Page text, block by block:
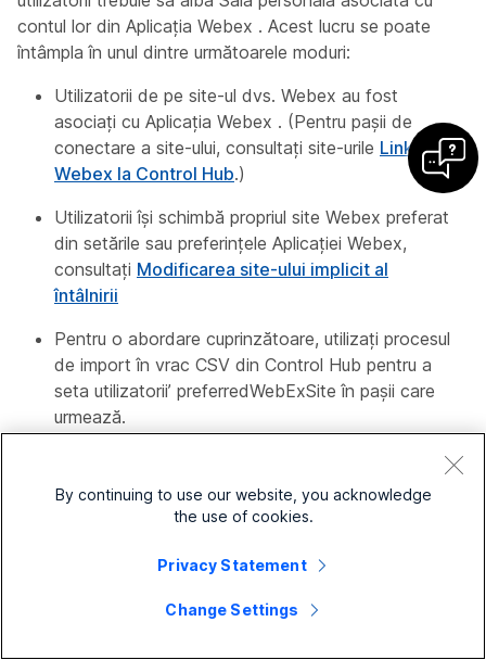
contul lor din Aplicația Webex . Acest lucru se poate
întâmpla în unul dintre următoarele moduri:
Utilizatorii de pe site-ul dvs. Webex au fost
asociați cu Aplicația Webex . (Pentru pașii de
conectare a site-ului, consultați site-urile Link
Webex la Control Hub.)
Utilizatorii își schimbă propriul site Webex preferat
din setările sau preferințele Aplicației Webex,
consultați Modificarea site-ului implicit al
întâlnirii
Pentru o abordare cuprinzătoare, utilizați procesul
de import în vrac CSV din Control Hub pentru a
seta utilizatorii’ preferredWebExSite în pașii care
urmează.
https://admin.webex.com.
Managementfaceți clic peUtilizatori
Faceți clic peGestionați utilizatorii
4
By continuing to use our website, you acknowledge
the use of cookies.
Privacy Statement
Change Settings